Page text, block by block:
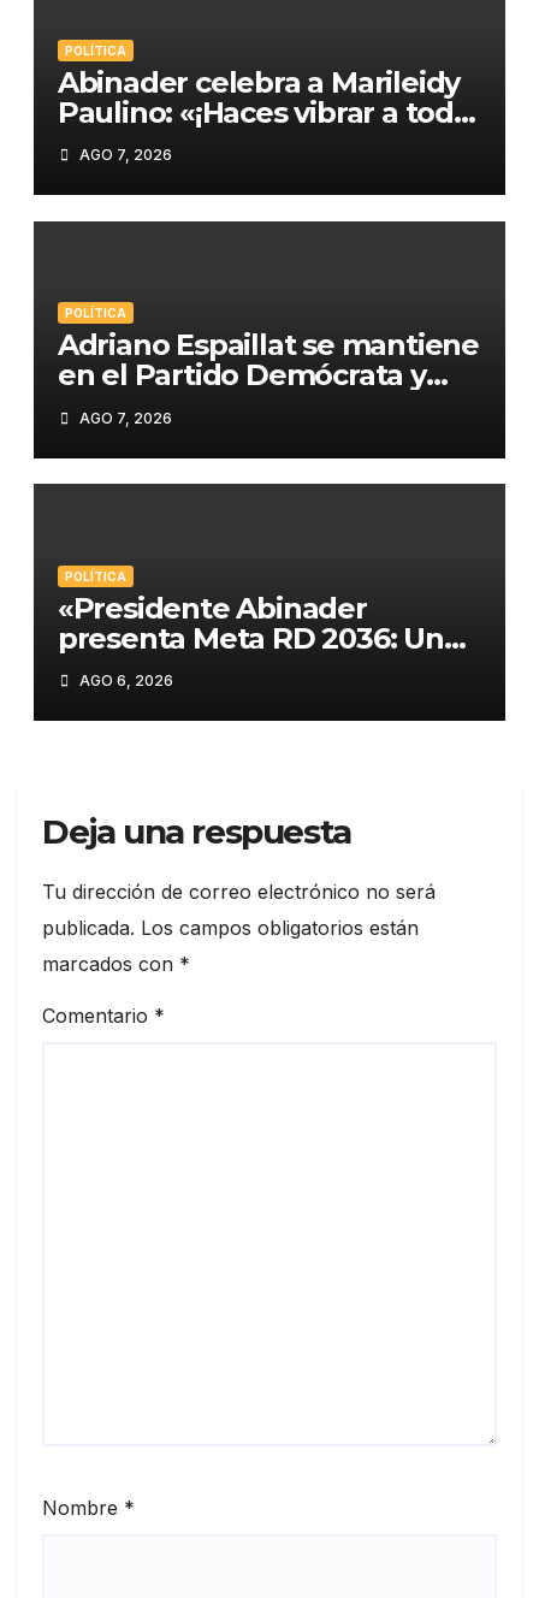
POLÍTICA
Abinader celebra a Marileidy
Paulino: «¡Haces vibrar a toda
República Dominicana!»
AGO 7, 2026
POLÍTICA
Adriano Espaillat se mantiene
en el Partido Demócrata y
apunta a «salvarlo» tras su
derrota electoral
AGO 7, 2026
POLÍTICA
«Presidente Abinader
presenta Meta RD 2036: Un
plan histórico para el
desarrollo de República
Dominicana»
AGO 6, 2026
Deja una respuesta
Tu dirección de correo electrónico no será
publicada. Los campos obligatorios están
marcados con *
Comentario *
Nombre *